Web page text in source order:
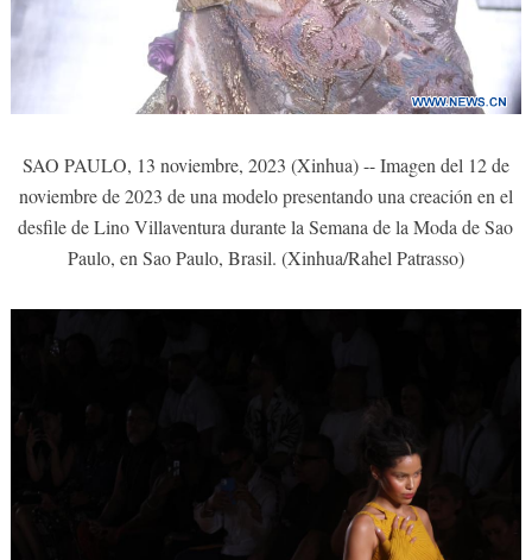
SAO PAULO, 13 noviembre, 2023 (Xinhua) -- Imagen del 12 de
noviembre de 2023 de una modelo presentando una creación en el
desfile de Lino Villaventura durante la Semana de la Moda de Sao
Paulo, en Sao Paulo, Brasil. (Xinhua/Rahel Patrasso)